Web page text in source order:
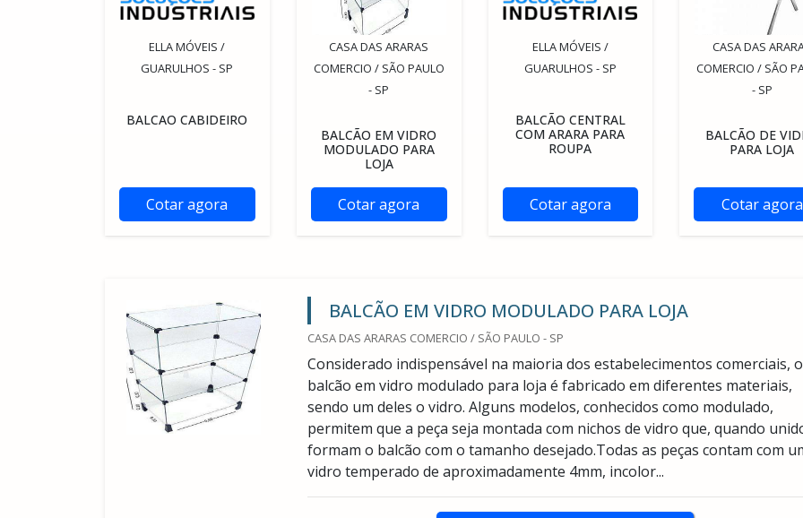
ELLA MÓVEIS /
GUARULHOS - SP
BALCAO CABIDEIRO
Cotar agora
CASA DAS ARARAS
COMERCIO / SÃO PAULO
- SP
BALCÃO EM VIDRO
MODULADO PARA
LOJA
Cotar agora
ELLA MÓVEIS /
GUARULHOS - SP
BALCÃO CENTRAL
COM ARARA PARA
ROUPA
Cotar agora
CASA DAS
COMERCIO / SÃO
- SP
BALCÃO DE
PARA LOJA
Cotar agora
BALCÃO EM VIDRO MODULADO PARA LOJA
CASA DAS ARARAS COMERCIO / SÃO PAULO - SP
Considerado indispensável na maioria dos estabelecimentos comerciais, o
balcão em vidro modulado para loja é fabricado em diferentes materiais,
sendo um deles o vidro. Alguns modelos, conhecidos como modulado,
permitem que a peça seja montada com nichos de vidro que, quando
formam o balcão com o tamanho desejado.Todas as peças contam com
vidro temperado de aproximadamente 4mm, incolor...